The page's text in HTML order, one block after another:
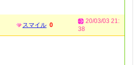
スマイル 0
20/03/03 21:
38